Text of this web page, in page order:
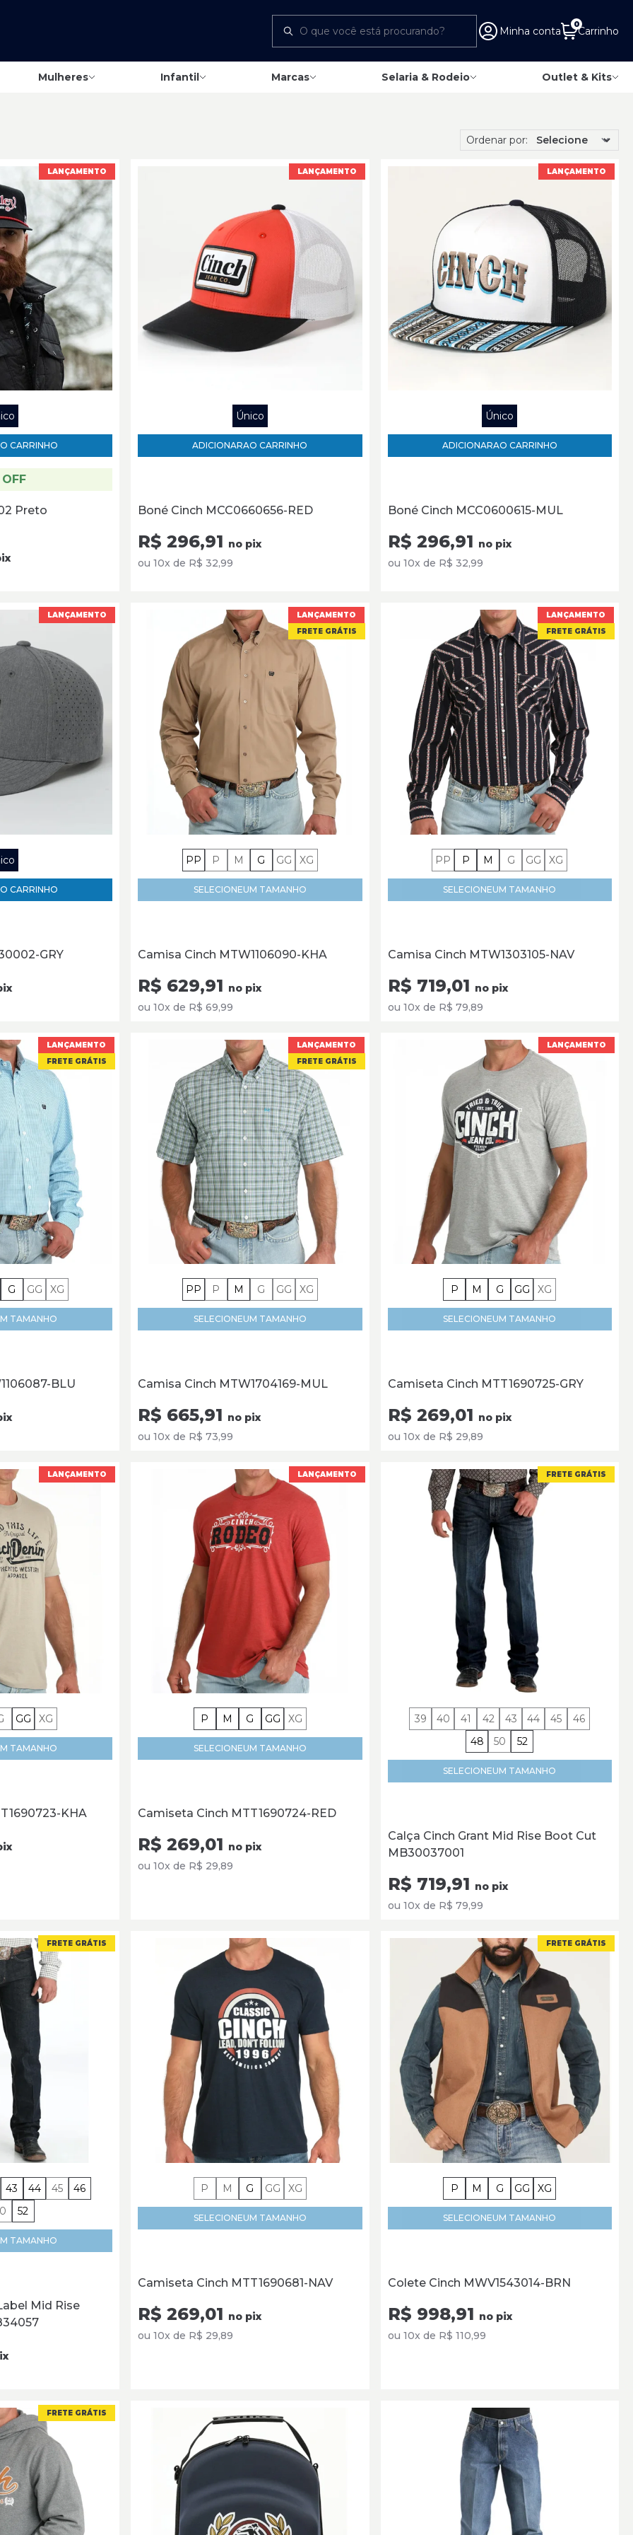
Minha conta
0
Carrinho
Mulheres Infantil Marcas Selaria & Rodeio Outlet & Kits
Ordenar por:
CARRINHO
LANÇAMENTO
OFF
Preto
Único
ADICIONARAO CARRINHO
LANÇAMENTO
Boné Cinch MCC0660656-RED
R$ 296,91 no pix
ou 10x de R$ 32,99
Único
ADICIONARAO CARRINHO
LANÇAMENTO
Boné Cinch MCC0600615-MUL
R$ 296,91 no pix
ou 10x de R$ 32,99
CARRINHO
LANÇAMENTO
GRY
PP P M G GG XG
SELECIONEUM TAMANHO
LANÇAMENTO
FRETE GRÁTIS
Camisa Cinch MTW1106090-KHA
R$ 629,91 no pix
ou 10x de R$ 69,99
PP P M G GG XG
SELECIONEUM TAMANHO
LANÇAMENTO
FRETE GRÁTIS
Camisa Cinch MTW1303105-NAV
R$ 719,01 no pix
ou 10x de R$ 79,89
G GG XG
TAMANHO
LANÇAMENTO
FRETE GRÁTIS
BLU
PP P M G GG XG
SELECIONEUM TAMANHO
LANÇAMENTO
FRETE GRÁTIS
Camisa Cinch MTW1704169-MUL
R$ 665,91 no pix
ou 10x de R$ 73,99
P M G GG XG
SELECIONEUM TAMANHO
LANÇAMENTO
Camiseta Cinch MTT1690725-GRY
R$ 269,01 no pix
ou 10x de R$ 29,89
GG XG
TAMANHO
LANÇAMENTO
KHA
P M G GG XG
SELECIONEUM TAMANHO
LANÇAMENTO
Camiseta Cinch MTT1690724-RED
R$ 269,01 no pix
ou 10x de R$ 29,89
39 40 41 42 43 44 45
46
48
50 52
SELECIONEUM TAMANHO
FRETE GRÁTIS
Calça Cinch Grant Mid Rise Boot Cut
MB30037001
R$ 719,91 no pix
ou 10x de R$ 79,99
43 44 45
46
52
TAMANHO
FRETE GRÁTIS
Mid Rise
P M G GG XG
SELECIONEUM TAMANHO
Camiseta Cinch MTT1690681-NAV
R$ 269,01 no pix
ou 10x de R$ 29,89
P M G GG XG
SELECIONEUM TAMANHO
FRETE GRÁTIS
Colete Cinch MWV1543014-BRN
R$ 998,91 no pix
ou 10x de R$ 110,99
FRETE GRÁTIS